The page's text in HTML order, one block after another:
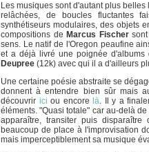
Les musiques sont d'autant plus
relâchées, de boucles fluctantes
synthétiseurs modulaires, des objets
compositions de Marcus Fischersont
sens. Le natif de l'Oregon peaufine
et a déjà livré une poignée
Deupree (12k) avec qui il a d'ailleurs
Une certaine poésie abstraite se
donnent à entendre bien sûr mais
découvrir ici ou encore là. Il y a
éléments. "Quasi totale" car au-delà
apparaître, transiter puis disparaître
beaucoup de place à l'improvisation
mais imperceptiblement sa musique